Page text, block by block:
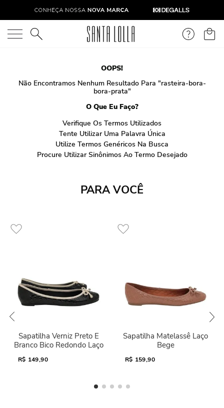
O que você está procurando?
OOPS!
Não Encontramos Nenhum Resultado Para "rasteira-bora-
bora-prata"
O Que Eu Faço?
Verifique Os Termos Utilizados
Tente Utilizar Uma Palavra Única
Utilize Termos Genéricos Na Busca
Procure Utilizar Sinônimos Ao Termo Desejado
PARA VOCÊ
Sapatilha Verniz Preto E
Branco Bico Redondo Laço
R$ 149,90
Sapatilha Matelassê Laço
Bege
R$ 159,90